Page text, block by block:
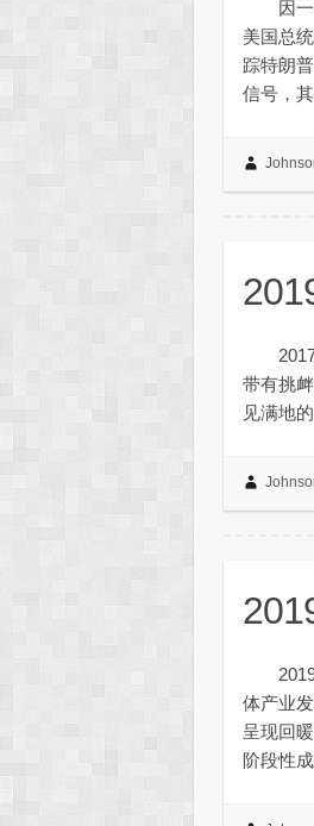
因一个
美国总
踪特朗
信号，
2017
带有挑
见满地
2019
体产业
呈现回
阶段性